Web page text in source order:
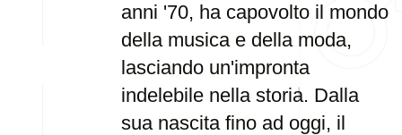
anni '70, ha capovolto il mondo
della musica e della moda,
lasciando un'impronta
indelebile nella storia. Dalla
sua nascita fino ad oggi, il